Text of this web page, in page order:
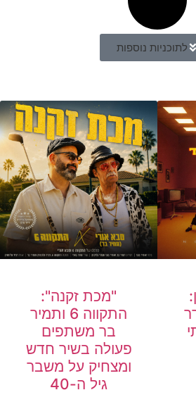
לתוכניות נוספות
"מכת זקנה":
התקווה 6 ותמיר
בר משתפים
פעולה בשיר חדש
ומצחיק על משבר
גיל ה-40